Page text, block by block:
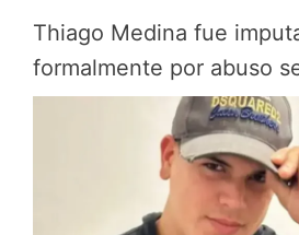
Thiago Medina fue
formalmente por abuso